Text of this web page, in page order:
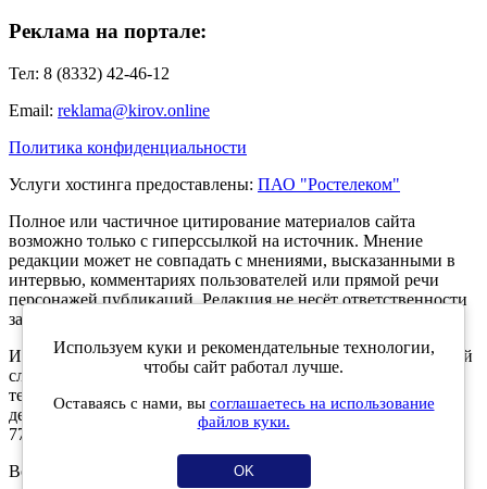
Реклама на портале:
Тел: 8 (8332) 42-46-12
Email: reklama@kirov.online
Политика конфиденциальности
Услуги хостинга предоставлены: ПАО "Ростелеком"
Полное или частичное цитирование материалов сайта
возможно только с гиперссылкой на источник. Мнение
редакции может не совпадать с мнениями, высказанными в
интервью, комментариях пользователей или прямой речи
персонажей публикаций. Редакция не несёт ответственности
за текст комментариев читателей.
Интернет-портал Kirov.online зарегистрирован в Федеральной
службе по надзору в сфере связи, информационных
технологий и массовых коммуникаций (Роскомнадзор) 5
декабря 2019 года. Регистрационный номер ЭЛ № ФС 77 -
77189.
Возрастное ограничение 12+
Используем куки и рекомендательные технологии,
чтобы сайт работал лучше.
Оставаясь с нами, вы соглашаетесь на использование
файлов куки.
OK